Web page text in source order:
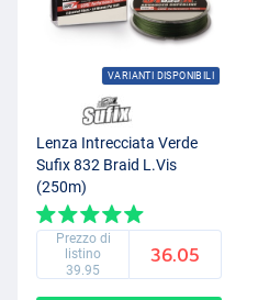
VARIANTI DISPONIBILI
Lenza Intrecciata Verde
Sufix 832 Braid L.Vis
(250m)
Prezzo di
listino
39.95
36.05